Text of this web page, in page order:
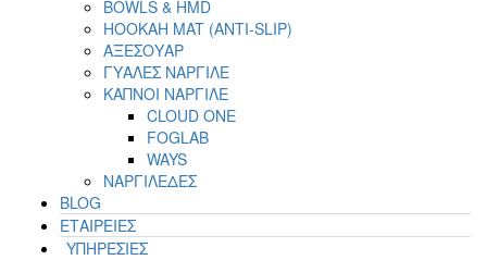
BOWLS & HMD
HOOKAH MAT (ANTI-SLIP)
ΑΞΕΣΟΥΑΡ
ΓΥΑΛΕΣ ΝΑΡΓΙΛΕ
ΚΑΠΝΟΙ ΝΑΡΓΙΛΕ
CLOUD ONE
FOGLAB
WAYS
ΝΑΡΓΙΛΕΔΕΣ
BLOG
ΕΤΑΙΡΕΙΕΣ
ΥΠΗΡΕΣΙΕΣ